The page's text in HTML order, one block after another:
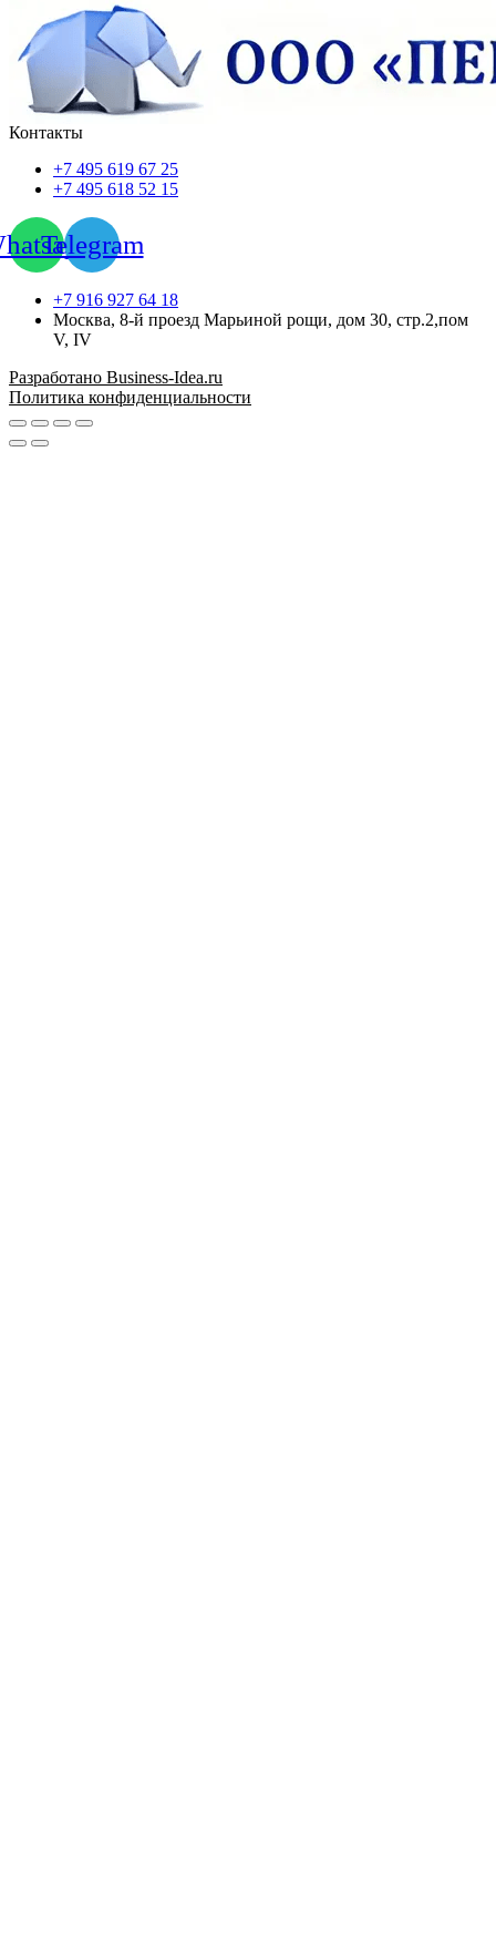
Контакты
+7 495 619 67 25
+7 495 618 52 15
Telegram
+7 916 927 64 18
Москва, 8-й проезд Марьиной рощи, дом 30, стр.2,пом
V, IV
Разработано Business-Idea.ru
Политика конфиденциальности